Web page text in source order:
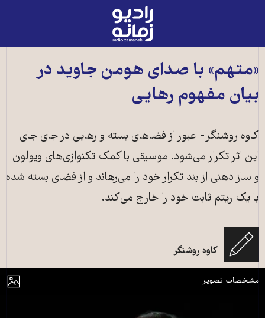
رادیو
زمانه
صفحه
اصلی
«متهم» با صدای هومن جاوید در
بیان مفهوم رهایی
کاوه روشنگر- عبور از فضا‌های بسته و رهایی در جای جای
این اثر تکرار می‌شود. موسیقی با کمک تکنوازی‌های ویولون
و ساز دهنی از بند تکرار خود را می‌رهاند و از فضای بسته شده
با یک ریتم ثابت خود را خارج می‌کند.
کاوه روشنگر
نمایش
مشخصات تصویر
هومن جاوید، خواننده ایرانی